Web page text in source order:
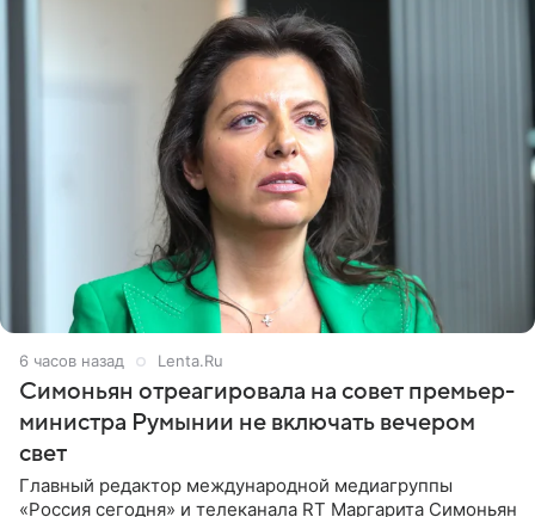
6 часов назад Lenta.Ru
Симоньян отреагировала на совет премьер-
министра Румынии не включать вечером
свет
Главный редактор международной медиагруппы
«Россия сегодня» и телеканала RT Маргарита Симоньян